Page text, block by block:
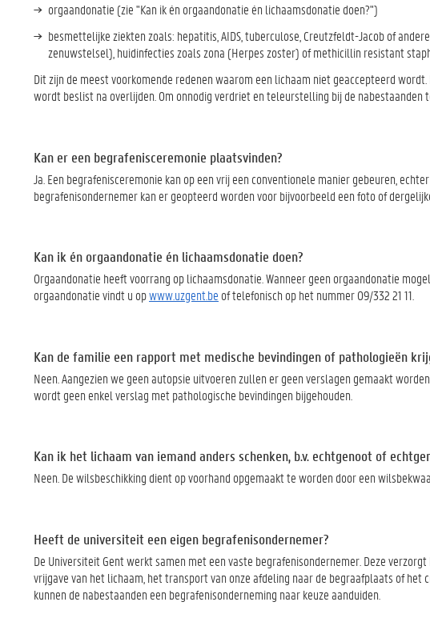
orgaandonatie (zie "Kan ik én orgaandonatie én lichaamsdonatie doen?")
besmettelijke ziekten zoals: hepatitis, AIDS, tuberculose, Creutzfeldt-Jacob of
zenuwstelsel), huidinfecties zoals zona (Herpes zoster) of methicillin resistant
Dit zijn de meest voorkomende redenen waarom een lichaam niet geaccepteerd
wordt beslist na overlijden. Om onnodig verdriet en teleurstelling bij de nabestaanden
Kan er een begrafenisceremonie plaatsvinden?
Ja. Een begrafenisceremonie kan op een vrij een conventionele manier gebeuren,
begrafenisondernemer kan er geopteerd worden voor bijvoorbeeld een foto of
Kan ik én orgaandonatie én lichaamsdonatie doen?
Orgaandonatie heeft voorrang op lichaamsdonatie. Wanneer geen orgaandonatie
orgaandonatie vindt u opwww.uzgent.be of telefonisch op het nummer 09/332 21 11.
Kan de familie een rapport met medische bevindingen of pathologieën
Neen. Aangezien we geen autopsie uitvoeren zullen er geen verslagen gemaakt
wordt geen enkel verslag met pathologische bevindingen bijgehouden.
Kan ik het lichaam van iemand anders schenken, b.v. echtgenoot of
Neen. De wilsbeschikking dient op voorhand opgemaakt te worden door een
Heeft de universiteit een eigen begrafenisondernemer?
De Universiteit Gent werkt samen met een vaste begrafenisondernemer. Deze
vrijgave van het lichaam, het transport van onze afdeling naar de begraafplaats of het
kunnen de nabestaanden een begrafenisonderneming naar keuze aanduiden.